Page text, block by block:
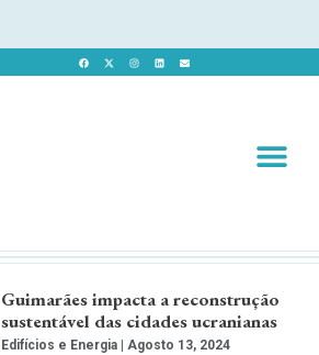
Guimarães impacta a reconstrução
sustentável das cidades ucranianas
Edifícios e Energia Agosto 13, 2024